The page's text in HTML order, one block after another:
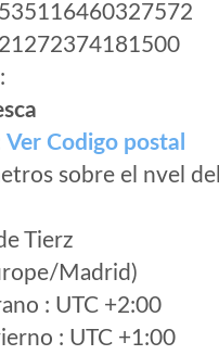
Ver Codigo postal
sobre el nvel del
Tierz
Madrid)
: UTC +2:00
: UTC +1:00